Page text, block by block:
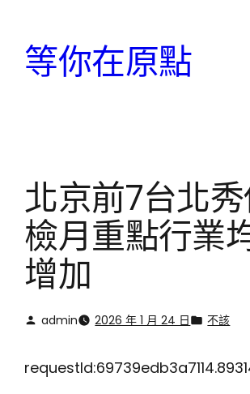
等你在原點
北京前7台北
檢月重點行業
增加
admin 2026 年 1 月 24 日 不該